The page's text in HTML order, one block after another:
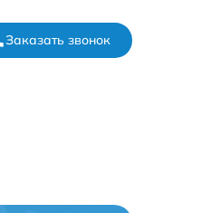
Заказать звонок